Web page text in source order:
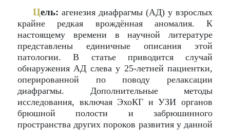
Цель: агенезия диафрагмы (АД) у взрослых
крайне редкая врождённая аномалия. К
настоящему времени в научной литературе
представлены единичные описания этой
патологии. В статье приводится случай
обнаружения АД слева у 25-летней пациентки,
оперированной по поводу релаксации
диафрагмы. Дополнительные методы
исследования, включая ЭхоКГ и УЗИ органов
брюшной полости и забрюшинного
пространства других пороков развития у данной